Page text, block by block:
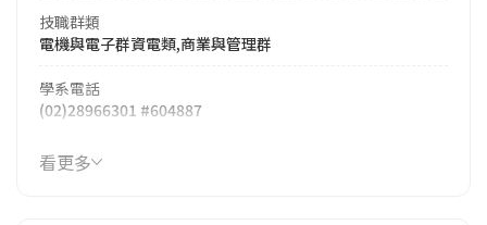
技職群類
電機與電子群資電類,商業與管理群
學系電話
(02)28966301 #604887
學系地址
臺北市北投區中央北路二段70號
看更多